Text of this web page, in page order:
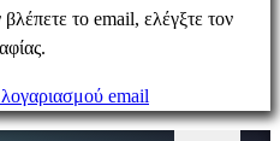
το email, ελέγξτε τον
email